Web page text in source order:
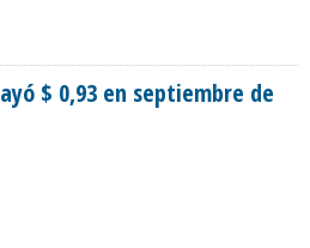
$ 0,93 en septiembre de